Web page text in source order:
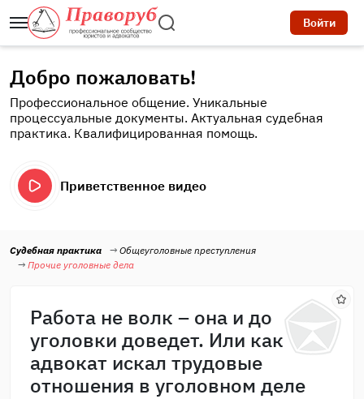
Войти
Добро пожаловать!
Профессиональное общение. Уникальные
процессуальные документы. Актуальная судебная
практика. Квалифицированная помощь.
Приветственное видео
Судебная практика
Общеуголовные преступления
Прочие уголовные дела
Работа не волк – она и до
уголовки доведет. Или как
адвокат искал трудовые
отношения в уголовном деле